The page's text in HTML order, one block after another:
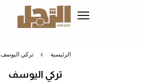
الرئيسية تركي اليوسف
تركي اليوسف